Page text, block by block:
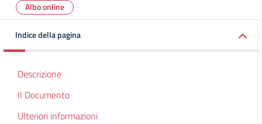
Albo online
Indice della pagina
Descrizione
Il Documento
Ulteriori informazioni